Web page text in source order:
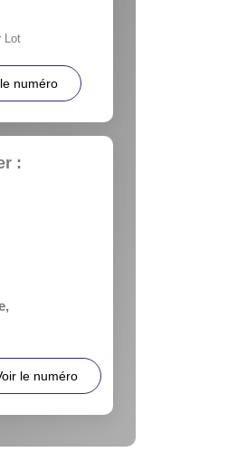
Lot
numéro
:
,
le numéro